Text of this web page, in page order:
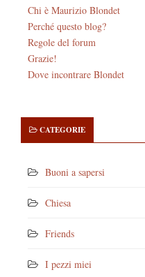
Chi è Maurizio Blondet
Perché questo blog?
Regole del forum
Grazie!
Dove incontrare Blondet
CATEGORIE
Buoni a sapersi
Chiesa
Friends
I pezzi miei